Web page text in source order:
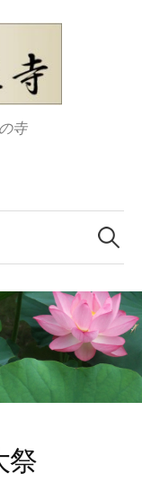
寺
検
索:
祭